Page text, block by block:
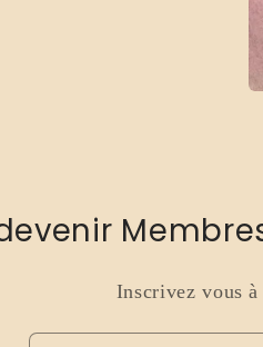
Inscrivez vous